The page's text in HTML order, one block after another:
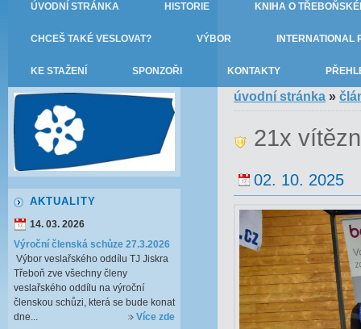
ÚVODNÍ STRÁNKA HISTORIE KNIHA O
CHCEŠ TAKÉ VESLOVAT? VÝBOR INTERNATIONAL
KE STAŽENÍ SPONZOŘI KONTAKTY
úvodní stránka »
21x
02. 10. 2025
AKTUALITY
14. 03. 2026
Výroční členská schůze 27.3.2026
Výbor veslařského oddílu TJ Jiskra
Třeboň zve všechny členy
veslařského oddílu na výroční
členskou schůzi, která se bude konat
dne...
Více zde